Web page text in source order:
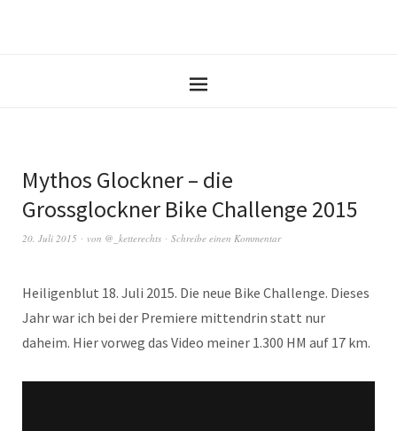
Mythos Glockner – die
Grossglockner Bike Challenge 2015
20. Juli 2015 von @_ketterechts Schreibe einen Kommentar
Heiligenblut 18. Juli 2015. Die neue Bike Challenge. Dieses
Jahr war ich bei der Premiere mittendrin statt nur
daheim. Hier vorweg das Video meiner 1.300 HM auf 17 km.